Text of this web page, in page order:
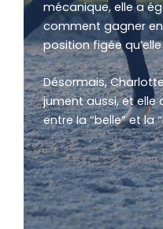
mécanique, elle a
comment gagner
position figée
Désormais,
jument aussi, et elle
entre la “belle” et la